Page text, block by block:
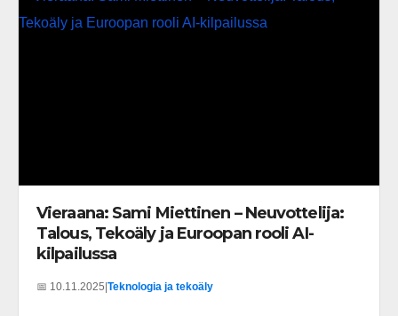
Vieraana: Sami Miettinen – Neuvottelija:
Talous, Tekoäly ja Euroopan rooli AI-
kilpailussa
📅 10.11.2025 Teknologia ja tekoäly